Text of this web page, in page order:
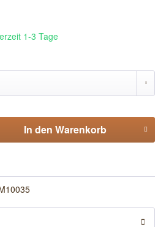
1-3 Tage
In den Warenkorb